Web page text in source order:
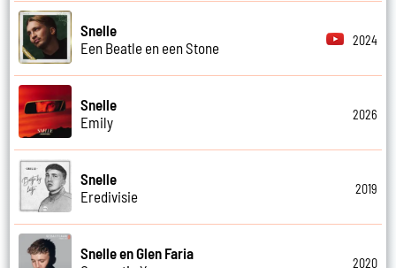
Snelle
Een Beatle en een Stone
2024
Snelle
Emily
2026
Snelle
Eredivisie
2019
Snelle en Glen Faria
2020